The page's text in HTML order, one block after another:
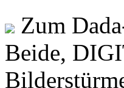
Zum
Beide,